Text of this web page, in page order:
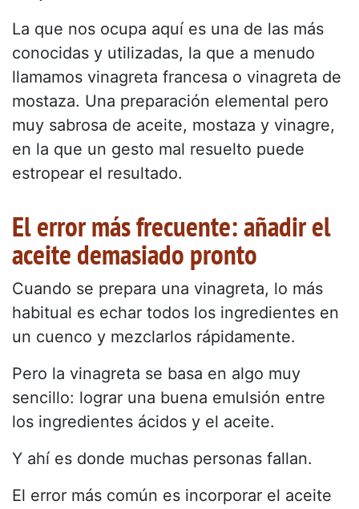
La que nos ocupa aquí es una de las más
conocidas y utilizadas, la que a menudo
llamamos vinagreta francesa o vinagreta de
mostaza. Una preparación elemental pero
muy sabrosa de aceite, mostaza y vinagre,
en la que un gesto mal resuelto puede
estropear el resultado.
El error más frecuente: añadir el
aceite demasiado pronto
Cuando se prepara una vinagreta, lo más
habitual es echar todos los ingredientes en
un cuenco y mezclarlos rápidamente.
Pero la vinagreta se basa en algo muy
sencillo: lograr una buena emulsión entre
los ingredientes ácidos y el aceite.
Y ahí es donde muchas personas fallan.
El error más común es incorporar el aceite